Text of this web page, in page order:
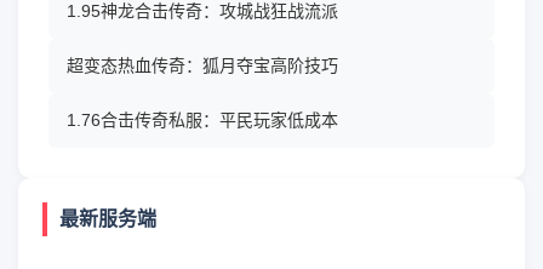
1.95神龙合击传奇：攻城战狂战流派
超变态热血传奇：狐月夺宝高阶技巧
1.76合击传奇私服：平民玩家低成本
最新服务端